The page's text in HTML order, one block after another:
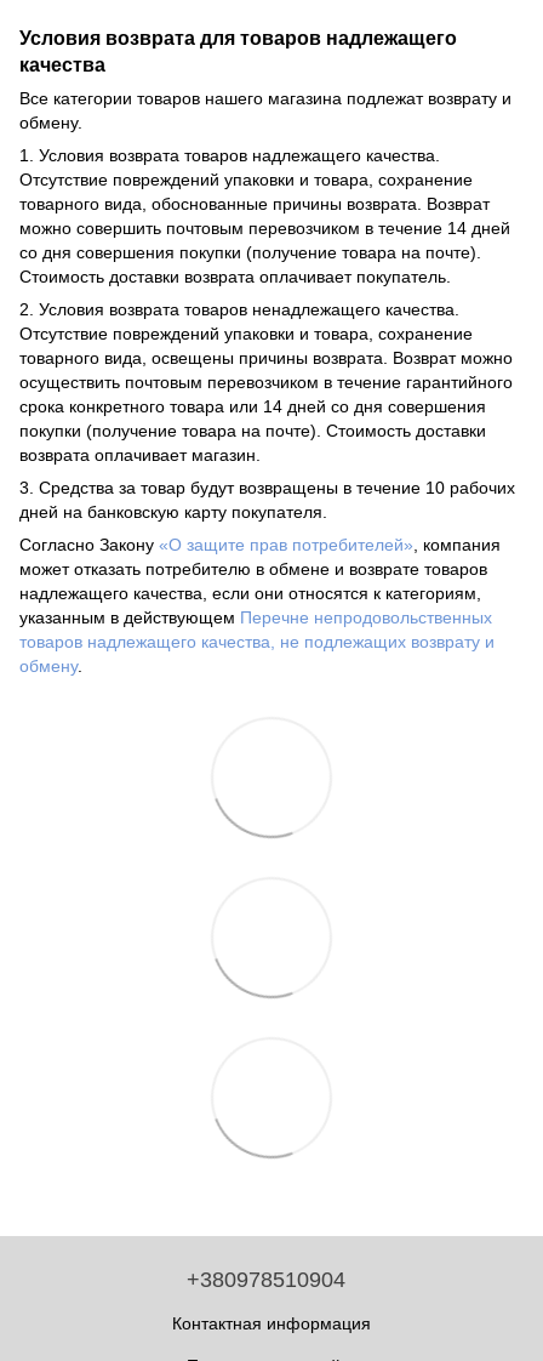
Условия возврата для товаров надлежащего
качества
Все категории товаров нашего магазина подлежат возврату и
обмену.
1. Условия возврата товаров надлежащего качества.
Отсутствие повреждений упаковки и товара, сохранение
товарного вида, обоснованные причины возврата. Возврат
можно совершить почтовым перевозчиком в течение 14 дней
со дня совершения покупки (получение товара на почте).
Стоимость доставки возврата оплачивает покупатель.
2. Условия возврата товаров ненадлежащего качества.
Отсутствие повреждений упаковки и товара, сохранение
товарного вида, освещены причины возврата. Возврат можно
осуществить почтовым перевозчиком в течение гарантийного
срока конкретного товара или 14 дней со дня совершения
покупки (получение товара на почте). Стоимость доставки
возврата оплачивает магазин.
3. Средства за товар будут возвращены в течение 10 рабочих
дней на банковскую карту покупателя.
Согласно Закону «О защите прав потребителей» , компания
может отказать потребителю в обмене и возврате товаров
надлежащего качества, если они относятся к категориям,
указанным в действующем Перечне непродовольственных
товаров надлежащего качества, не подлежащих возврату и
обмену.
+380978510904
Контактная информация